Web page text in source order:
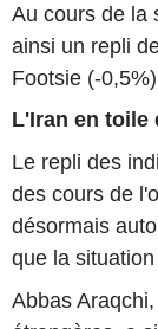
Au cours de la
ainsi un repli
Footsie (-
L'Iran en toile
Le repli des
des cours de
désormais
que la
Abbas